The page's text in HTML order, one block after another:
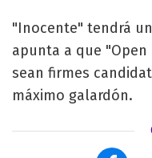
"Inocente" tendrá
apunta a que "Open
sean firmes
máximo galardón.